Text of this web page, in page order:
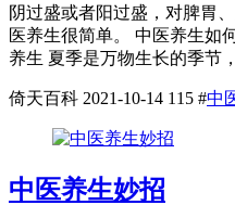
阴过盛或者阳过盛，对脾胃
医养生很简单。 中医养生如
养生 夏季是万物生长的季节
倚天百科 2021-10-14 115 #中
中医养生妙招